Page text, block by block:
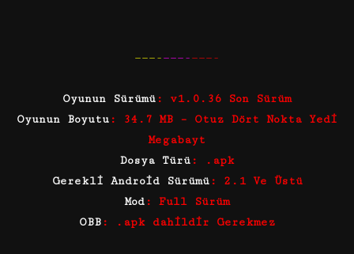
———-———-———-
Oyunun Sürümü : v1.0.36 Son Sürüm
Oyunun Boyutu : 34.7 MB – Otuz Dört Nokta Yedi
Megabayt
Dosya Türü: .apk
Gerekli Android Sürümü: 2.1 Ve Üstü
Mod: Full Sürüm
OBB: .apk dahildir Gerekmez